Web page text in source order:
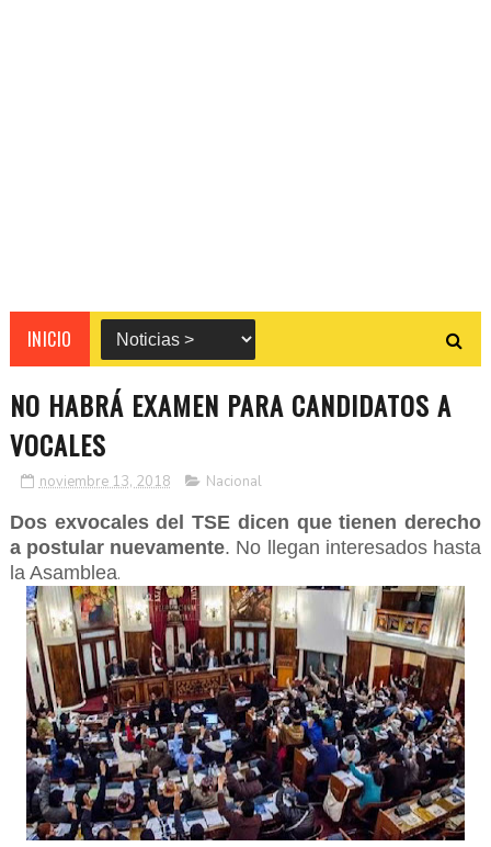
INICIO
NO HABRÁ EXAMEN PARA CANDIDATOS A
VOCALES
noviembre 13, 2018 Nacional
Dos exvocales del TSE dicen que tienen derecho
a postular nuevamente. No llegan interesados hasta
la Asamblea.